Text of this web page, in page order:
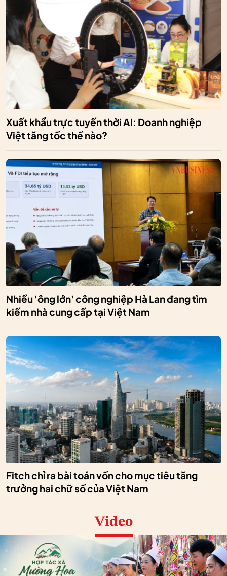
Xuất khẩu trực tuyến thời AI: Doanh nghiệp
Việt tăng tốc thế nào?
Nhiều 'ông lớn' công nghiệp Hà Lan đang tìm
kiếm nhà cung cấp tại Việt Nam
Fitch chỉ ra bài toán vốn cho mục tiêu tăng
trưởng hai chữ số của Việt Nam
Video